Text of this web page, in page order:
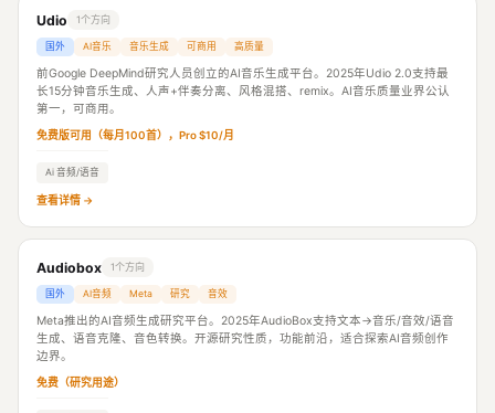
Udio 1个方向
国外 AI音乐 音乐生成 可商用 高质量
前Google DeepMind研究人员创立的AI音乐生成平台。2025年Udio 2.0支持最
长15分钟音乐生成、人声+伴奏分离、风格混搭、remix。AI音乐质量业界公认
第一，可商用。
免费版可用（每月100首），Pro $10/月
Ai 音频/语音
查看详情 →
Audiobox 1个方向
国外 AI音频 Meta 研究 音效
Meta推出的AI音频生成研究平台。2025年AudioBox支持文本→音乐/音效/语音
生成、语音克隆、音色转换。开源研究性质，功能前沿，适合探索AI音频创作
边界。
免费（研究用途）